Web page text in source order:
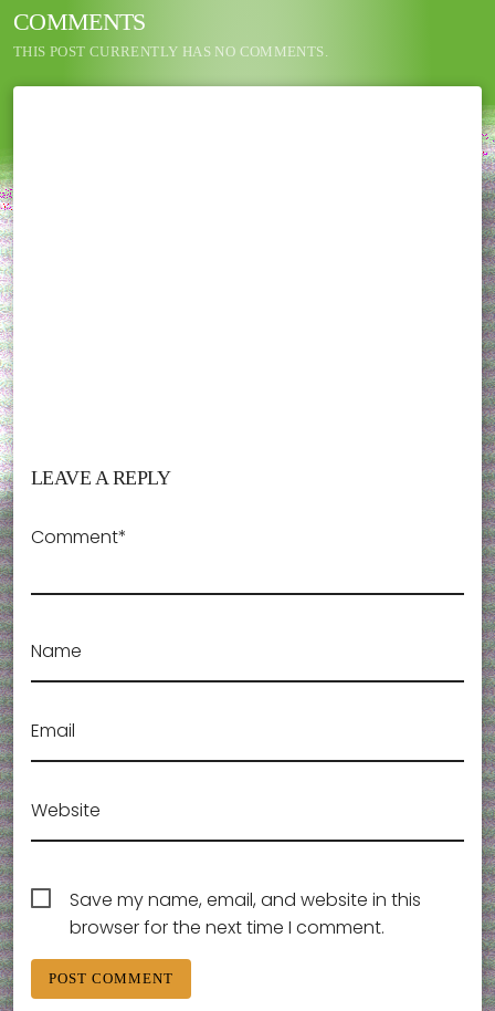
COMMENTS
THIS POST CURRENTLY HAS NO COMMENTS.
LEAVE A REPLY
Comment*
Name
Email
Website
Save my name, email, and website in this
browser for the next time I comment.